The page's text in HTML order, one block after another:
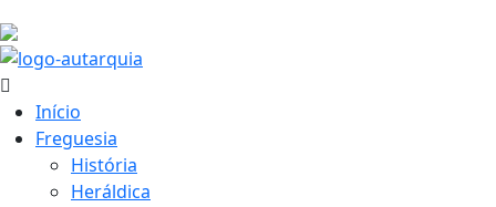
Início
Freguesia
História
Heráldica